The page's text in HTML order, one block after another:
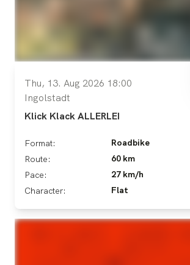
Thu, 13. Aug 2026 18:00
Ingolstadt
Klick Klack ALLERLEI
Format:
Roadbike
Route:
60 km
Pace:
27 km/h
Character:
Flat